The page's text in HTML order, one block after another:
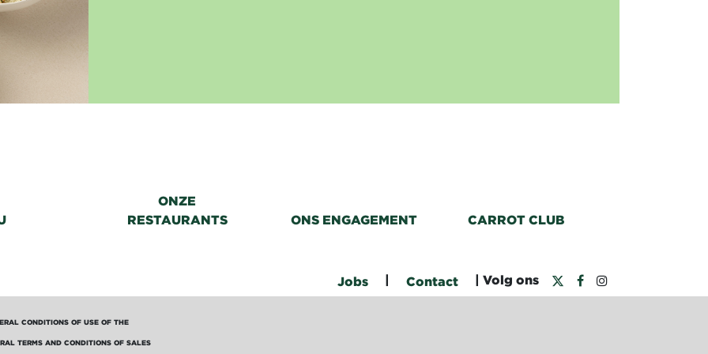
ONZE
RESTAURANTS
ONS ENGAGEMENT CARROT CLUB
Jobs Contact | Volg ons
CONDITIONS OF USE OF THE
TERMS AND CONDITIONS OF SALES